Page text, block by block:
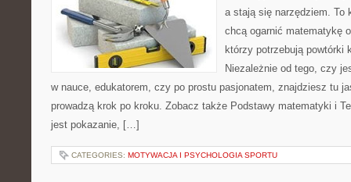
a stają się narzędziem. To
chcą ogarnić matematykę
którzy potrzebują powtórki
Niezależnie od tego, czy
w nauce, edukatorem, czy po prostu pasjonatem, znajdziesz tu
prowadzą krok po kroku. Zobacz także Podstawy matematyki i
jest pokazanie, […]
CATEGORIES: MOTYWACJA I PSYCHOLOGIA SPORTU